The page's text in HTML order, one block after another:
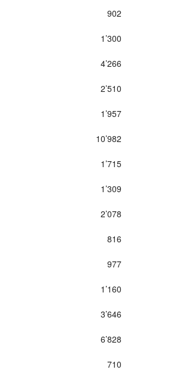
902
1’300
4’266
2’510
1’957
10’982
1’715
1’309
2’078
816
977
1’160
3’646
6’828
710